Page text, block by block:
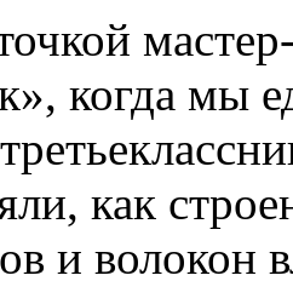
когда мы
как
и волокон